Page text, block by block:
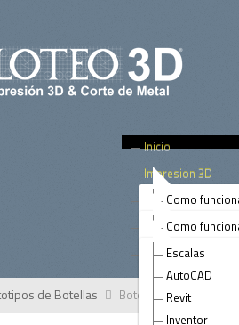
Inicio
Impresion 3D
Como
Arquitectura
Prototipos
Prototipos
Terrenos
Arte
Corte Metal Laser
Como
Rotulos
Paneles
Piezas
Muebles &
Tips
Escalas
AutoCAD
Revit
Inventor
Contacto
de Botellas Botella 1G